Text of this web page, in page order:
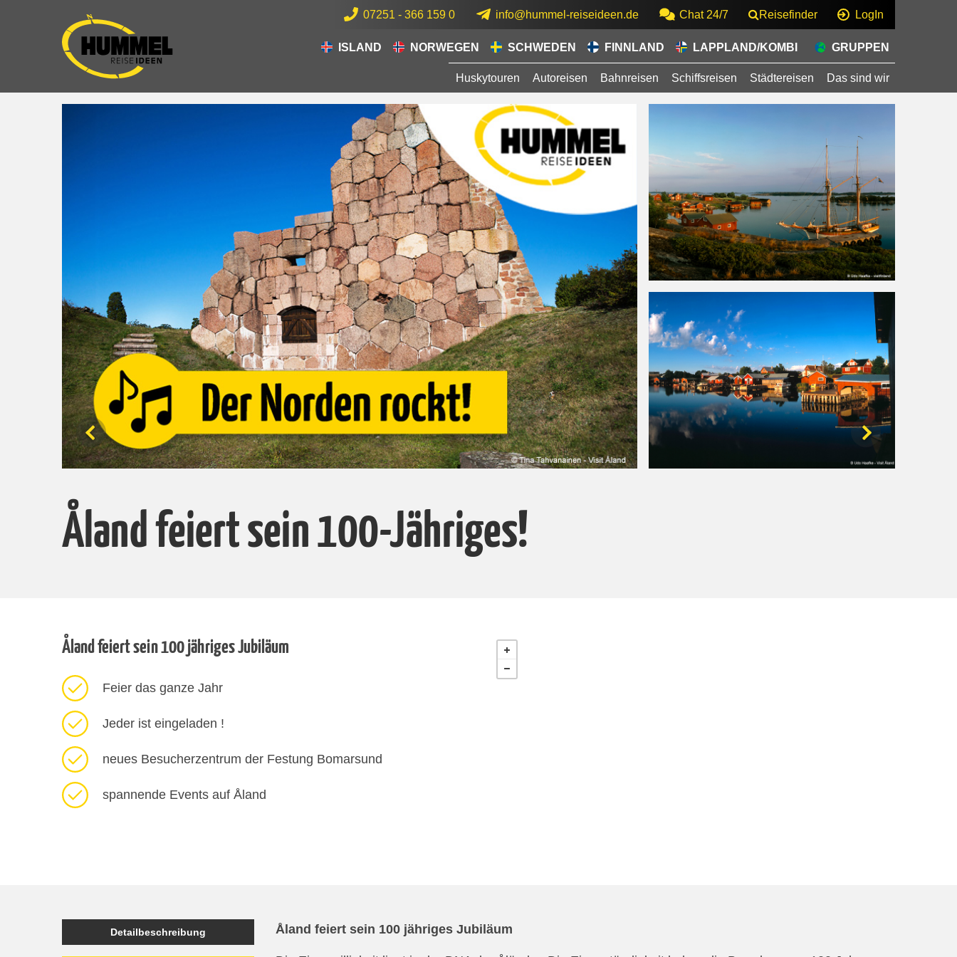
07251 - 366 159 0 info@hummel-reiseideen.de Chat 24/7 Reisefinder LogIn
ISLAND NORWEGEN SCHWEDEN FINNLAND LAPPLAND/KOMBI GRUPPEN
Huskytouren Autoreisen Bahnreisen Schiffsreisen Städtereisen Das sind wir
Åland feiert sein 100-Jähriges!
Åland feiert sein 100 jähriges Jubiläum
Feier das ganze Jahr
Jeder ist eingeladen !
neues Besucherzentrum der Festung Bomarsund
spannende Events auf Åland
Detailbeschreibung Åland feiert sein 100 jähriges Jubiläum